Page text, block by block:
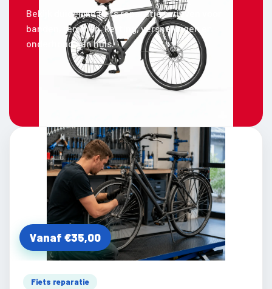
Bekijk duidelijke fiets reparatie tarieven voor
banden, remmen, ketting, versnellingen en
onderhoud aan huis.
Vanaf €35,00
Fiets reparatie